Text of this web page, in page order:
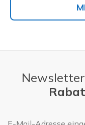
E-Mail-Adresse